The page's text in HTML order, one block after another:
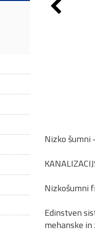
Nizko šumni
Nizkošumni
Edinstven
mehanske